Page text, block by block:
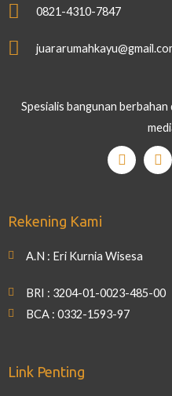
0821-4310-7847
Spesialis bangunan
Rekening Kami
A.N : Eri Kurnia Wisesa
BRI : 3204-01-0023-485-00
BCA : 0332-1593-97
Link Penting